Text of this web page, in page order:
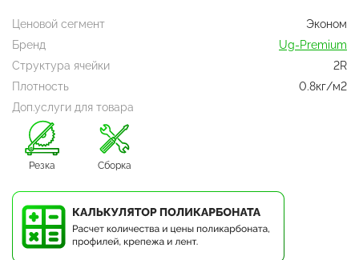
Ценовой сегмент
Эконом
Бренд
Ug-Premium
Структура ячейки
2R
Плотность
0.8кг/м2
Доп.услуги для товара
Резка Сборка